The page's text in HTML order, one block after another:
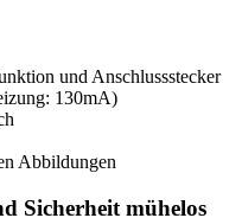
und Anschlussstecker
130mA)
Abbildungen
Sicherheit mühelos